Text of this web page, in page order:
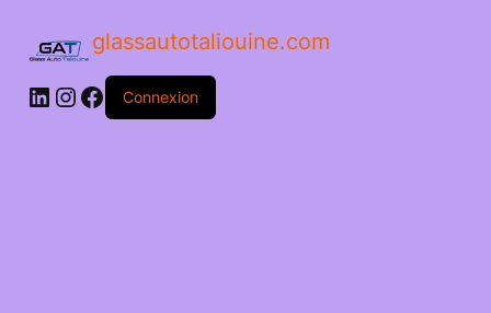
glassautotaliouine.com
Connexion